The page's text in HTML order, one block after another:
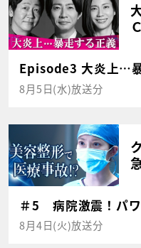
Episode3 大炎上…
8月5日(水)放送分
＃5 病院激震！パ
8月4日(火)放送分